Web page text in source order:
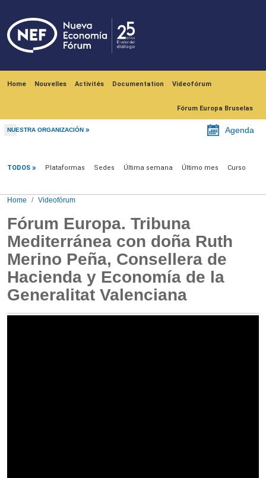
Home Nouvelles Activités Documentation Videofórum
Fórum Europa Bruselas
NUESTRA ORGANIZACIÓN Agenda
TODOS Plataformas Sedes Última semana Último mes Curso
Home Videofórum
Fórum Europa. Tribuna
Mediterránea con doña Ruth
Merino Peña, Consellera de
Hacienda y Economía de la
Generalitat Valenciana